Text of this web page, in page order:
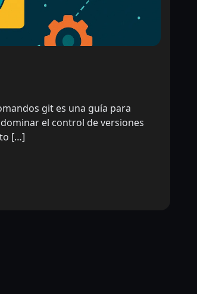
git es una guía para
el control de versiones
[…]